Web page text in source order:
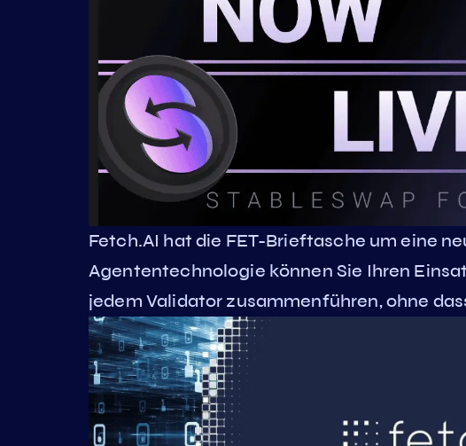
Fetch.AI hat die FET-Brieftasche um eine
Agententechnologie können Sie Ihren
jedem Validator zusammenführen, ohne